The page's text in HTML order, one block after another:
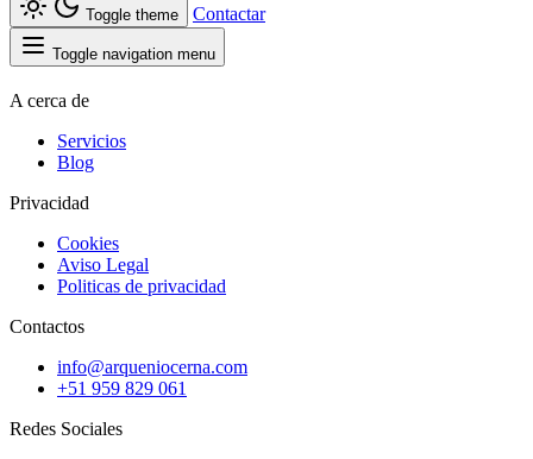
Toggle theme Contactar
Toggle navigation menu
A cerca de
Servicios
Blog
Privacidad
Cookies
Aviso Legal
Politicas de privacidad
Contactos
info@arqueniocerna.com
+51 959 829 061
Redes Sociales